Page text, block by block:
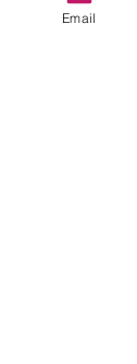
Email